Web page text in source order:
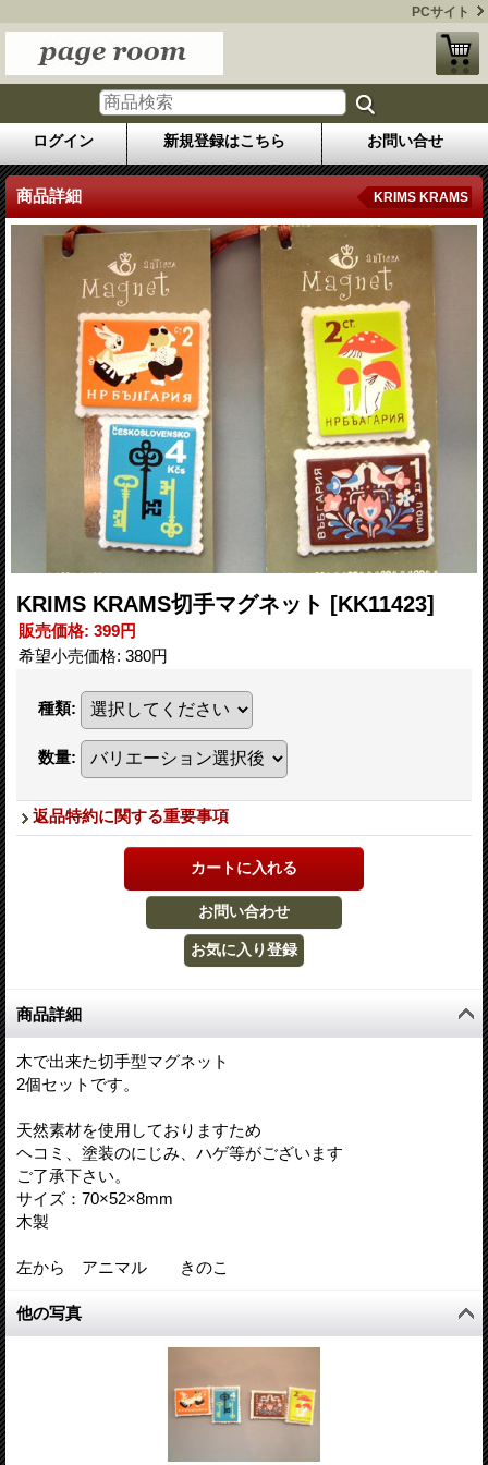
PCサイト
ログイン 新規登録はこちら お問い合せ
商品詳細 KRIMS KRAMS
KRIMS KRAMS切手マグネット [KK11423]
販売価格: 399円
希望小売価格: 380円
種類:
数量:
返品特約に関する重要事項
商品詳細
木で出来た切手型マグネット
2個セットです。
天然素材を使用しておりますため
ヘコミ、塗装のにじみ、ハゲ等がございます
ご了承下さい。
サイズ：70×52×8mm
木製
左から アニマル きのこ
他の写真